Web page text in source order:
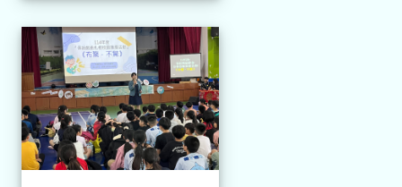
114.04.21 榮興採茶劇團演